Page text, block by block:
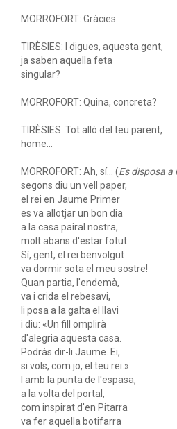
MORROFORT: Gràcies.
TIRÈSIES: I digues, aquesta gent,
ja saben aquella feta
singular?
MORROFORT: Quina, concreta?
TIRÈSIES: Tot allò del teu parent,
home...
MORROFORT: Ah, sí... (Es disposa a
segons diu un vell paper,
el rei en Jaume Primer
es va allotjar un bon dia
a la casa pairal nostra,
molt abans d'estar fotut.
Sí, gent, el rei benvolgut
va dormir sota el meu sostre!
Quan partia, l'endemà,
va i crida el rebesavi,
li posa a la galta el llavi
i diu: «Un fill omplirà
d'alegria aquesta casa.
Podràs dir-li Jaume. Ei,
si vols, com jo, el teu rei.»
I amb la punta de l'espasa,
a la volta del portal,
com inspirat d'en Pitarra
va fer aquella botifarra